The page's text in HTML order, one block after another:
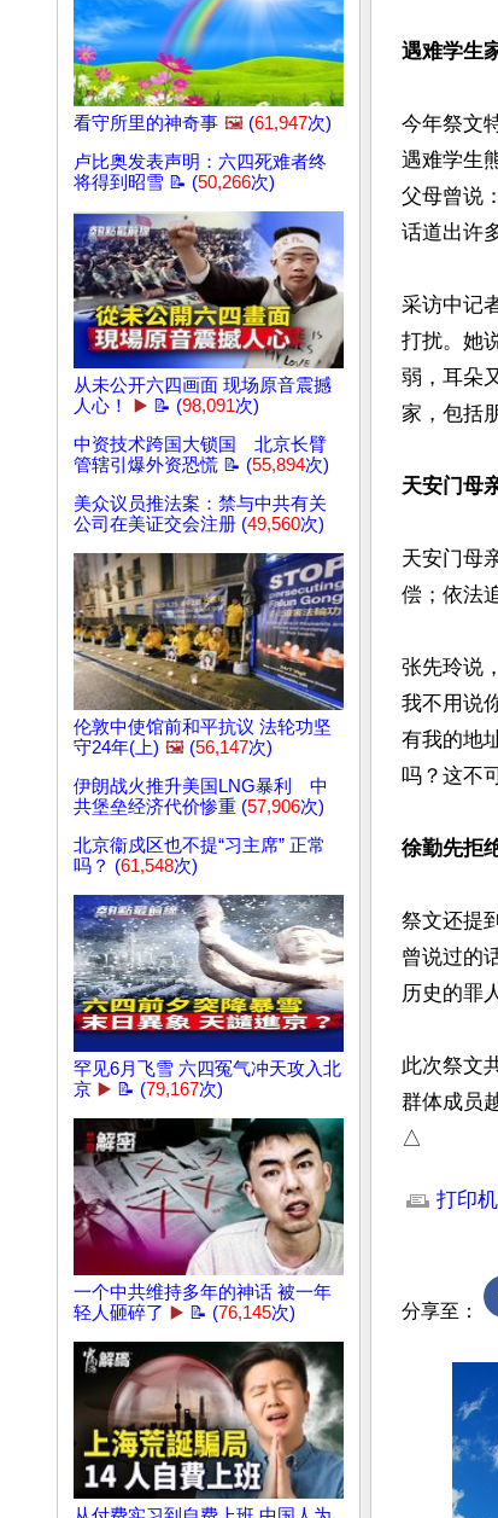
看守所里的神奇事 🖼️ (61,947次)
卢比奥发表声明：六四死难者终
将得到昭雪 📝 (50,266次)
从未公开六四画面 现场原音震撼
人心！
▶️ 📝 (98,091次)
中资技术跨国大锁国 北京长臂
管辖引爆外资恐慌 📝 (55,894次)
美众议员推法案：禁与中共有关
公司在美证交会注册 (49,560次)
伦敦中使馆前和平抗议 法轮功坚
守24年(上) 🖼️ (56,147次)
伊朗战火推升美国LNG暴利 中
共堡垒经济代价惨重 (57,906次)
北京衞戍区也不提“习主席” 正常
吗？ (61,548次)
罕见6月飞雪 六四冤气冲天攻入北
京 ▶️ 📝 (79,167次)
一个中共维持多年的神话 被一年
轻人砸碎了 ▶️ 📝 (76,145次)
遇难学生
今年祭文
遇难学生
父母曾说
话道出许
采访中记
打扰。她
弱，耳朵
家，包括
天安门母
天安门母
偿；依法
张先玲说
我不用说
有我的地
吗？这不
徐勤先拒
祭文还提
曾说过的
历史的罪
此次祭文
群体成员
△
打印
分享至：